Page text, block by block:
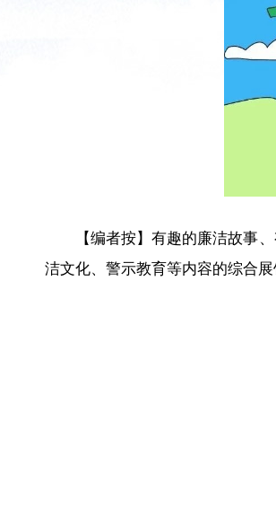
【编者按】有趣的廉洁故事
洁文化、警示教育等内容的综合